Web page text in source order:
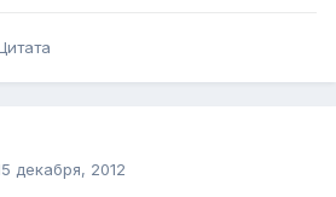
декабря, 2012